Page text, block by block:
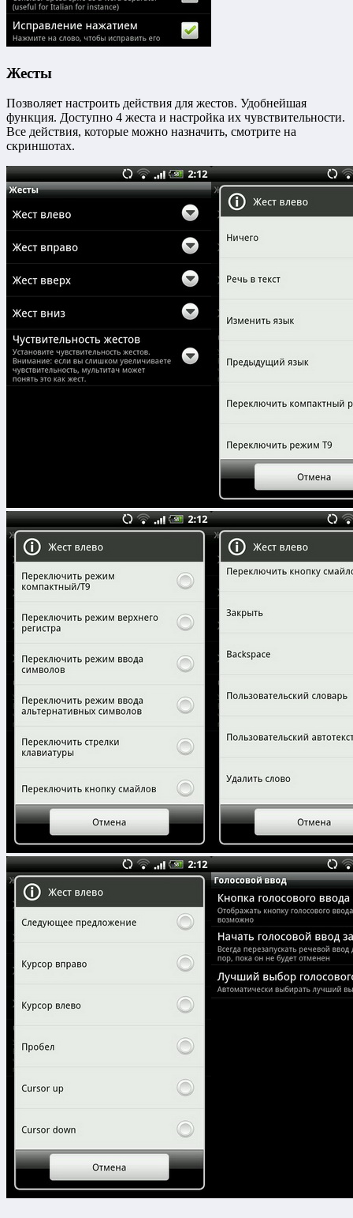
Жесты
Позволяет настроить действия для жестов. Удобнейшая
функция. Доступно 4 жеста и настройка их чувствительности.
Все действия, которые можно назначить, смотрите на
скриншотах.